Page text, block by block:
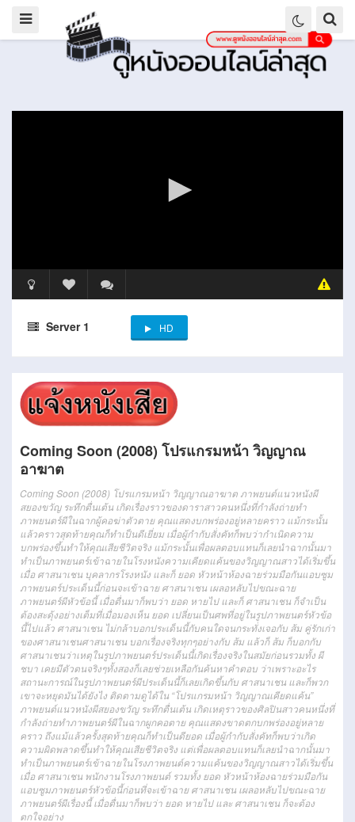
Server 1 HD
Coming Soon (2008) โปรแกรมหน้า วิญญาณ
อาฆาต
Coming Soon (2008) โปรแกรมหน้า วิญญาณอาฆาต ภาพยนต์แนวหนังผี
สยองขวัญ ระทึกตื่นเต้น เกิดเรื่องราวของดาราสาวคนหนึ่งที่กำลังถ่ายทำ
ภาพยนตร์ผีในฉากผู้คอฆ่าตัวตาย คุณแสดงบกพร่องอยู่หลายคราว แม้กระนั้น
แล้วคราวสุดท้ายคุณก็ทำเป็นดีเยี่ยม เมื่อผู้กำกับสั่งคัทก็พบว่ากำเนิดความ
บกพร่องขึ้นทำให้คุณเสียชีวิตจริง แม้กระนั้นเพื่อผลตอบแทนก็เลยนำฉากนั้นมา
ทำเป็นภาพยนตร์เข้าฉายในโรงหนังความเคียดแค้นของวิญญาณสาวได้เริ่มขึ้น
เมื่อ ศาสนาเชน บุคลากรโรงหนัง และก็ ยอด หัวหน้าห้องฉายร่วมมือกันแอบซูม
ภาพยนตร์ประเด็นนี้ก่อนจะเข้าฉาย ศาสนาเชน เผลอหลับไปขณะฉาย
ภาพยนตร์ผีหัวข้อนี้ เมื่อตื่นมาก็พบว่า ยอด หายไป และก็ ศาสนาเชน ก็จำเป็น
ต้องสะดุ้งอย่างเต็มที่เมื่อมองเห็น ยอด เปลี่ยนเป็นศพที่อยู่ในรูปภาพยนตร์หัวข้อ
นี้ไปแล้ว ศาสนาเชน ไม่กล้าบอกประเด็นนี้กับคนใดจนกระทั่งเจอกับ ส้ม คู่รักเก่า
ของศาสนาเชนศาสนาเชน บอกเรื่องจริงทุกๆอย่างกับ ส้ม แล้วก็ ส้ม ก็บอกกับ
ศาสนาเชนว่าเหตุในรูปภาพยนตร์ประเด็นนี้เกิดเรื่องจริงในสมัยก่อนรวมทั้ง ผี
ชบา เคยมีตัวตนจริงๆทั้งสองก็เลยช่วยเหลือกันค้นหาคำตอบ ว่าเพราะอะไร
สถานะการณ์ในรูปภาพยนตร์ผีประเด็นนี้ก็เลยเกิดขึ้นกับ ศาสนาเชน และก็พวก
เขาจะหยุดมันได้ยังไง ติดตามดูได้ใน “โปรแกรมหน้า วิญญาณเคียดแค้น”
ภาพยนต์แนวหนังผีสยองขวัญ ระทึกตื่นเต้น เกิดเหตุราวของศิลปินสาวคนหนึ่งที่
กำลังถ่ายทำภาพยนตร์ผีในฉากผูกคอตาย คุณแสดงขาดตกบกพร่องอยู่หลาย
คราว ถึงแม้แล้วครั้งสุดท้ายคุณก็ทำเป็นดียอด เมื่อผู้กำกับสั่งคัทก็พบว่าเกิด
ความผิดพลาดขึ้นทำให้คุณเสียชีวิตจริง แต่เพื่อผลตอบแทนก็เลยนำฉากนั้นมา
ทำเป็นภาพยนตร์เข้าฉายในโรงภาพยนต์ความแค้นของวิญญาณสาวได้เริ่มขึ้น
เมื่อ ศาสนาเชน พนักงานโรงภาพยนต์ รวมทั้ง ยอด หัวหน้าห้องฉายร่วมมือกัน
แอบซูมภาพยนตร์หัวข้อนี้ก่อนที่จะเข้าฉาย ศาสนาเชน เผลอหลับไปขณะฉาย
ภาพยนตร์ผีเรื่องนี้ เมื่อตื่นมาก็พบว่า ยอด หายไป และ ศาสนาเชน ก็จะต้อง
ตกใจอย่าง